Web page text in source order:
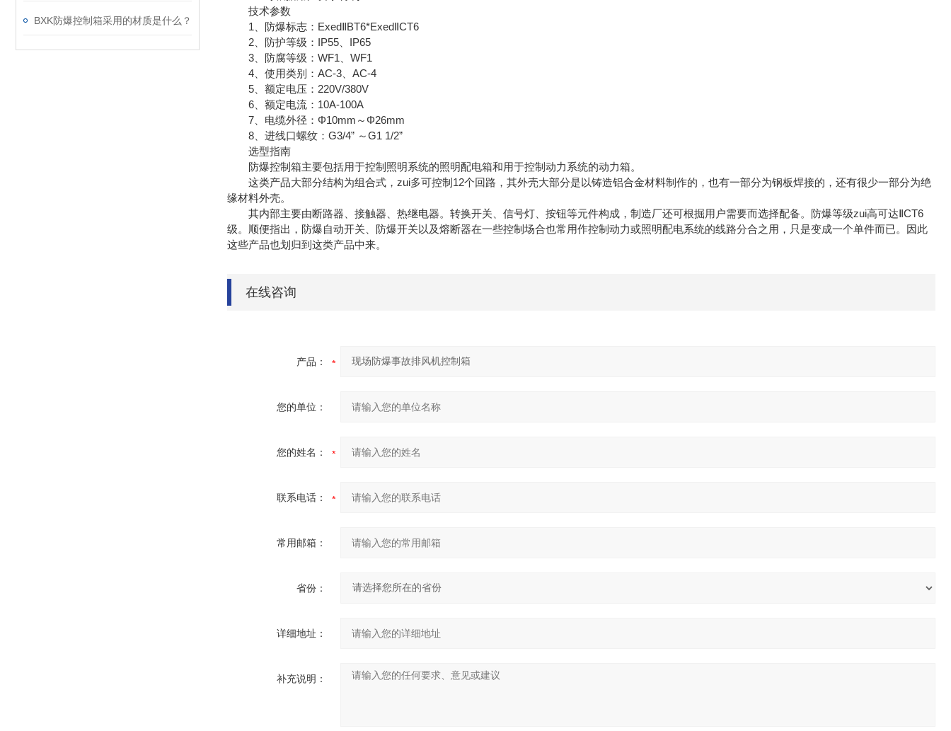
BXK防爆控制箱采用的材质是什么？
技术参数
1、防爆标志：ExedⅡBT6*ExedⅡCT6
2、防护等级：IP55、IP65
3、防腐等级：WF1、WF1
4、使用类别：AC-3、AC-4
5、额定电压：220V/380V
6、额定电流：10A-100A
7、电缆外径：Φ10mm～Φ26mm
8、进线口螺纹：G3/4” ～G1 1/2”
选型指南
防爆控制箱主要包括用于控制照明系统的照明配电箱和用于控制动力系统的动力箱。
这类产品大部分结构为组合式，zui多可控制12个回路，其外壳大部分是以铸造铝合金材料制作的，也有一部分为钢板焊接的，还有很少一部分为绝
缘材料外壳。
其内部主要由断路器、接触器、热继电器。转换开关、信号灯、按钮等元件构成，制造厂还可根掘用户需要而选择配备。防爆等级zui高可达ⅡCT6
级。顺便指出，防爆自动开关、防爆开关以及熔断器在一些控制场合也常用作控制动力或照明配电系统的线路分合之用，只是变成一个单件而已。因此
这些产品也划归到这类产品中来。
在线咨询
产品：
您的单位：
您的姓名：
联系电话：
常用邮箱：
省份：
详细地址：
补充说明：